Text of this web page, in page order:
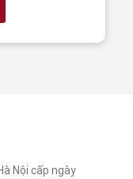
Nội cấp ngày